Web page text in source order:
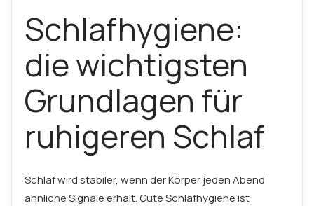
Schlafhygiene:
die wichtigsten
Grundlagen für
ruhigeren Schlaf
Schlaf wird stabiler, wenn der Körper jeden Abend
ähnliche Signale erhält. Gute Schlafhygiene ist